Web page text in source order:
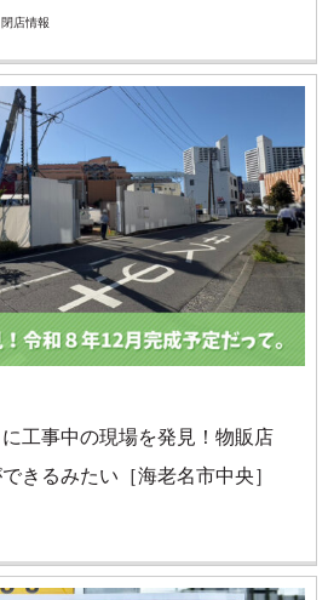
店情報
に工事中の現場を発見！物販店
きるみたい［海老名市中央］